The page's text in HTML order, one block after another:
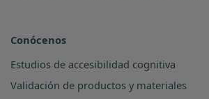
Conócenos
Estudios de accesibilidad cognitiva
Validación de productos y materiales